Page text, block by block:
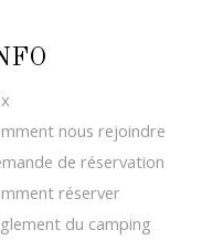
nous rejoindre
de réservation
réserver
du camping